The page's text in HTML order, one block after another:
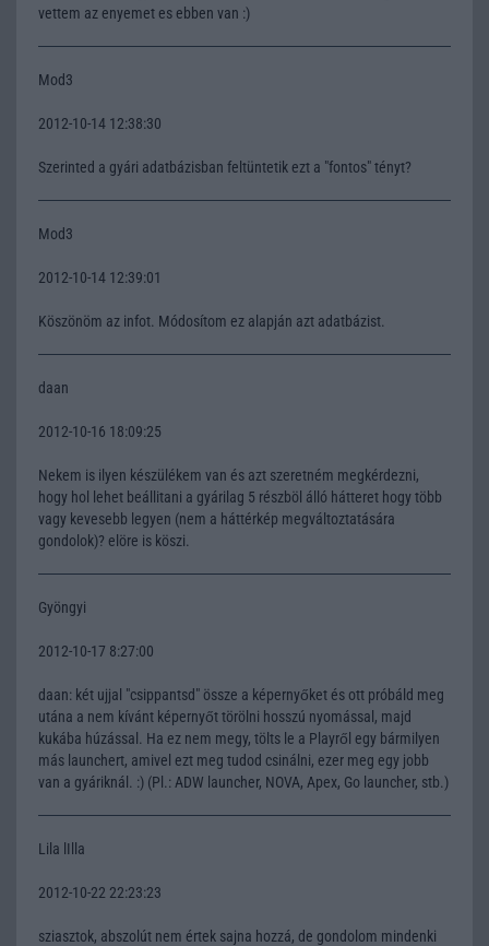
vettem az enyemet es ebben van :)
Mod3
2012-10-14 12:38:30
Szerinted a gyári adatbázisban feltüntetik ezt a "fontos" tényt?
Mod3
2012-10-14 12:39:01
Köszönöm az infot. Módosítom ez alapján azt adatbázist.
daan
2012-10-16 18:09:25
Nekem is ilyen készülékem van és azt szeretném megkérdezni,
hogy hol lehet beállitani a gyárilag 5 részböl álló hátteret hogy több
vagy kevesebb legyen (nem a háttérkép megváltoztatására
gondolok)? elöre is köszi.
Gyöngyi
2012-10-17 8:27:00
daan: két ujjal "csippantsd" össze a képernyőket és ott próbáld meg
utána a nem kívánt képernyőt törölni hosszú nyomással, majd
kukába húzással. Ha ez nem megy, tölts le a Playről egy bármilyen
más launchert, amivel ezt meg tudod csinálni, ezer meg egy jobb
van a gyáriknál. :) (Pl.: ADW launcher, NOVA, Apex, Go launcher, stb.)
Lila lIlla
2012-10-22 22:23:23
sziasztok, abszolút nem értek sajna hozzá, de gondolom mindenki